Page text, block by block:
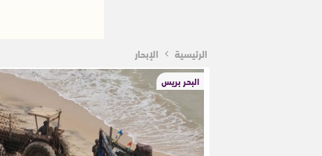
الرئيسية الإبحار
البحر بريس